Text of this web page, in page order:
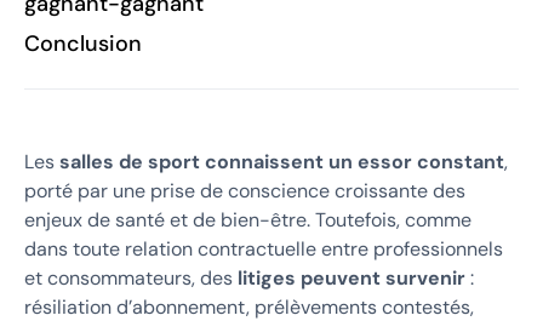
Conclusion
Lessalles de sport connaissent un essor constant,
porté par une prise de conscience croissante des
enjeux de santé et de bien-être. Toutefois, comme
dans toute relation contractuelle entre professionnels
et consommateurs, des litiges peuvent survenir:
résiliation d’abonnement, prélèvements contestés,